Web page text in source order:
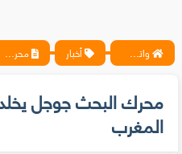
واتس آب ، فيسبوك ، أنترنت ، شروحات تقنية حصرية - المحترف أخبار محرك البحث جوجل يخلد ذكرى استقلال المغرب
محرك البحث جوجل
المغرب